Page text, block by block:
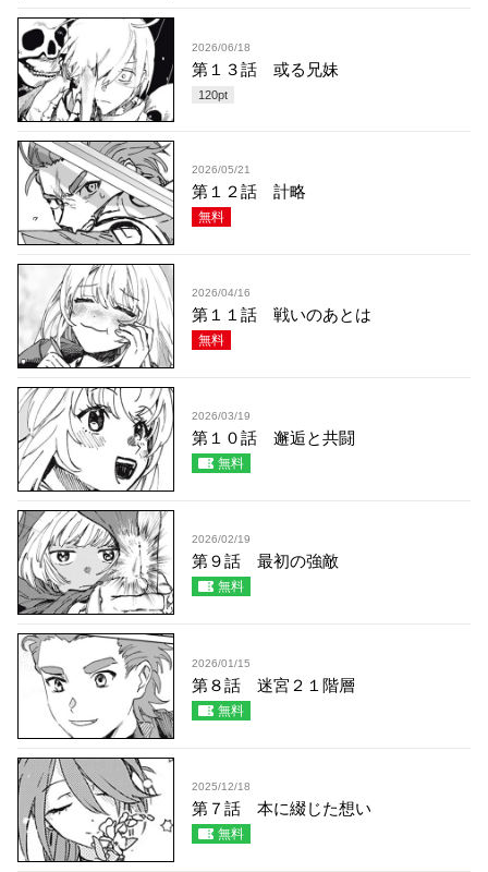
2026/06/18
第１３話 或る兄妹
120pt
2026/05/21
第１２話 計略
無料
2026/04/16
第１１話 戦いのあとは
無料
2026/03/19
第１０話 邂逅と共闘
無料
2026/02/19
第９話 最初の強敵
無料
2026/01/15
第８話 迷宮２１階層
無料
2025/12/18
第７話 本に綴じた想い
無料